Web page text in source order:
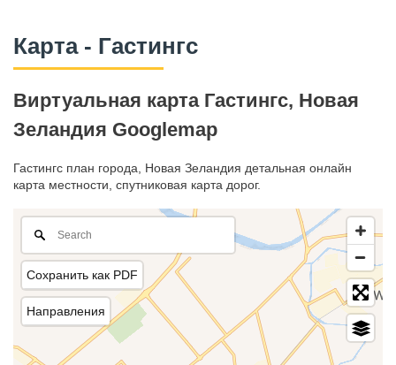
Карта - Гастингс
Виртуальная карта Гастингс, Новая
Зеландия Googlemap
Гастингс план города, Новая Зеландия детальная онлайн
карта местности, спутниковая карта дорог.
Сохранить как PDF
Направления